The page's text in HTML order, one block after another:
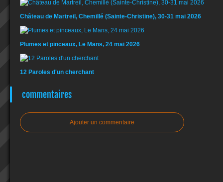
Château de Martreil, Chemillé (Sainte-Christine), 30-31 mai 2026
Plumes et pinceaux, Le Mans, 24 mai 2026
12 Paroles d'un cherchant
commentaires
Ajouter un commentaire